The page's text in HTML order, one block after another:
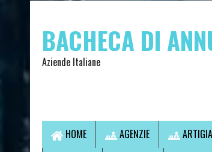
BACHECA DI
Aziende Italiane
HOME AGENZIE